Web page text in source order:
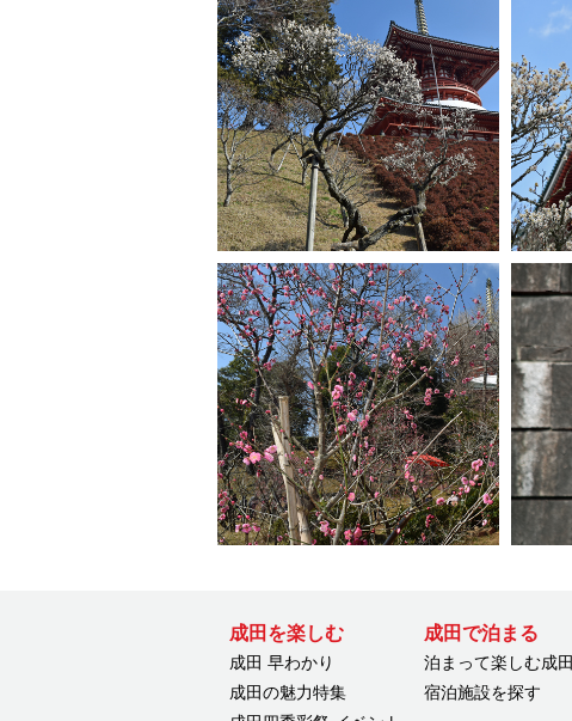
成田を楽しむ
成田 早わかり
成田の魅力特集
成田で泊まる
泊まって楽しむ成田
宿泊施設を探す